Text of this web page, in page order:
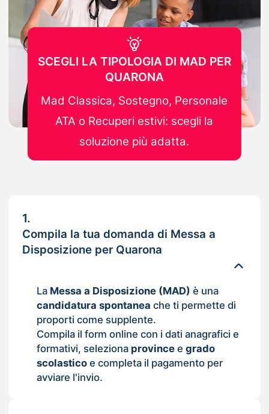
1.
Compila la tua domanda di Messa a
Disposizione per Quarona
La Messa a Disposizione (MAD) è una
candidatura spontanea che ti permette di
proporti come supplente.
Compila il form online con i dati anagrafici e
formativi, seleziona provincee grado
scolasticoe completa il pagamento per
avviare l'invio.
SCEGLI LA TIPOLOGIA DI MAD PER
QUARONA
Mad Classica, Sostegno, Personale
ATA o Recuperi estivi: scegli la
soluzione più adatta.